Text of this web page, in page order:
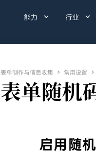
能力  行业 
表单制作与信息收集  常用设置 
表单随机
启用随